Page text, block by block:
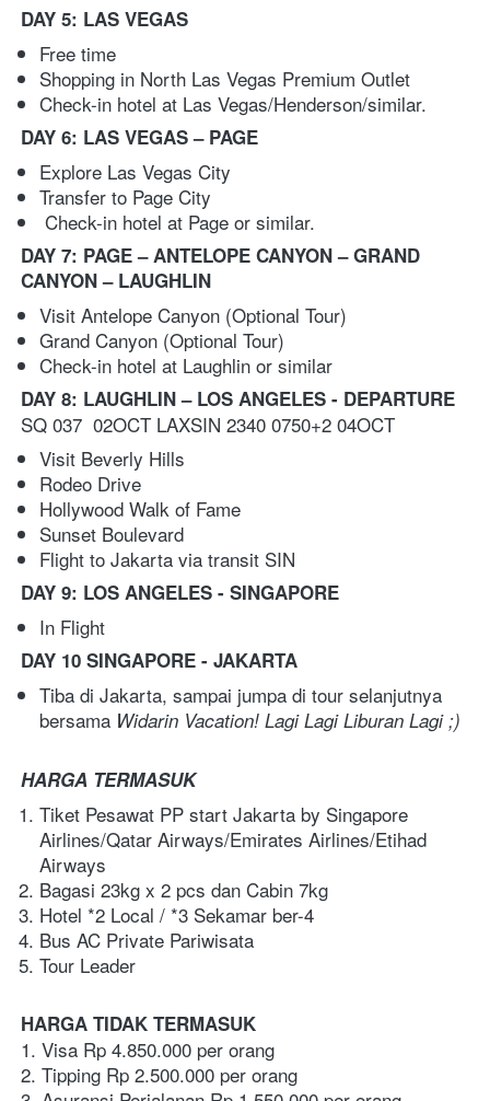
DAY 5: LAS VEGAS
Free time
Shopping in North Las Vegas Premium Outlet
Check-in hotel at Las Vegas/Henderson/similar.
DAY 6: LAS VEGAS – PAGE
Explore Las Vegas City
Transfer to Page City
Check-in hotel at Page or similar.
DAY 7: PAGE – ANTELOPE CANYON – GRAND
CANYON – LAUGHLIN
Visit Antelope Canyon (Optional Tour)
Grand Canyon (Optional Tour)
Check-in hotel at Laughlin or similar
DAY 8: LAUGHLIN – LOS ANGELES - DEPARTURE
SQ 037  02OCT LAXSIN 2340 0750+2 04OCT
Visit Beverly Hills
Rodeo Drive
Hollywood Walk of Fame
Sunset Boulevard
Flight to Jakarta via transit SIN
DAY 9: LOS ANGELES - SINGAPORE
In Flight
DAY 10 SINGAPORE - JAKARTA
Tiba di Jakarta, sampai jumpa di tour selanjutnya
bersama Widarin Vacation! Lagi Lagi Liburan Lagi ;)
HARGA TERMASUK
Tiket Pesawat PP start Jakarta by Singapore
Airlines/Qatar Airways/Emirates Airlines/Etihad
Airways
Bagasi 23kg x 2 pcs dan Cabin 7kg
Hotel *2 Local / *3 Sekamar ber-4
Bus AC Private Pariwisata
Tour Leader
HARGA TIDAK TERMASUK
1. Visa Rp 4.850.000 per orang
2. Tipping Rp 2.500.000 per orang